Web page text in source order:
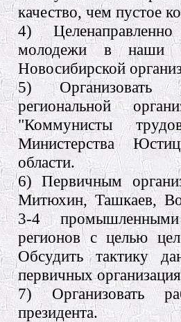
качество, чем пустое
4)
молодежи в наши
Новосибирской
5) Организовать
региональной
"Коммунисты
Министерства
области.
6) Первичным
Митюхин, Ташкаев,
3-4 промышленными
регионов с целью
Обсудить тактику
первичных
7) Организовать
президента.